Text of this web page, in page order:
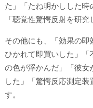
た」「たね明かしした時
「聴覚性驚愕反射を研
その他にも、「効果の即
ひかれて即買いした」
の色が浮かんだ」「彼女
した」「驚愕反応測定装
す。